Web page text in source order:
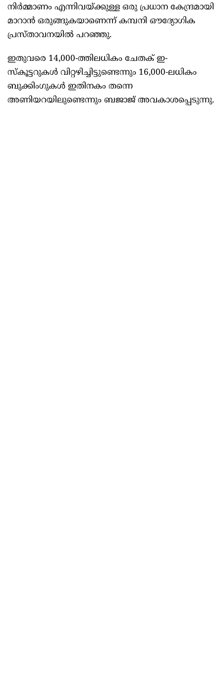
നിർമ്മാണം എന്നിവയ്ക്കുള്ള ഒരു പ്രധാന കേന്ദ്രമായി
മാറാൻ ഒരുങ്ങുകയാണെന്ന് കമ്പനി ഔദ്യോഗിക
പ്രസ്താവനയിൽ പറഞ്ഞു.
ഇതുവരെ 14,000-ത്തിലധികം ചേതക് ഇ-
സ്‌കൂട്ടറുകൾ വിറ്റഴിച്ചിട്ടുണ്ടെന്നും 16,000-ലധികം
ബുക്കിംഗുകൾ ഇതിനകം തന്നെ
അണിയറയിലുണ്ടെന്നും ബജാജ് അവകാശപ്പെടുന്നു.